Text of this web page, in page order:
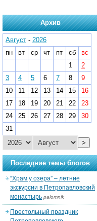
Архив
Август - 2026
пн
вт ср чт пт сб
вс
1
2
3
4 5 6 7 8
9
10
11 12 13 14 15
16
17
18 19 20 21 22
23
24
25 26 27 28 29
30
31
>
Последние темы блогов
“Храм у озера” – летние
экскурсии в Петропавловский
монастырь palomnik
Престольный праздник